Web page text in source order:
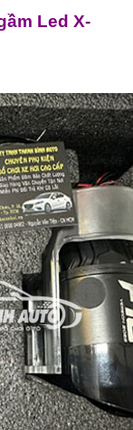
Led X-